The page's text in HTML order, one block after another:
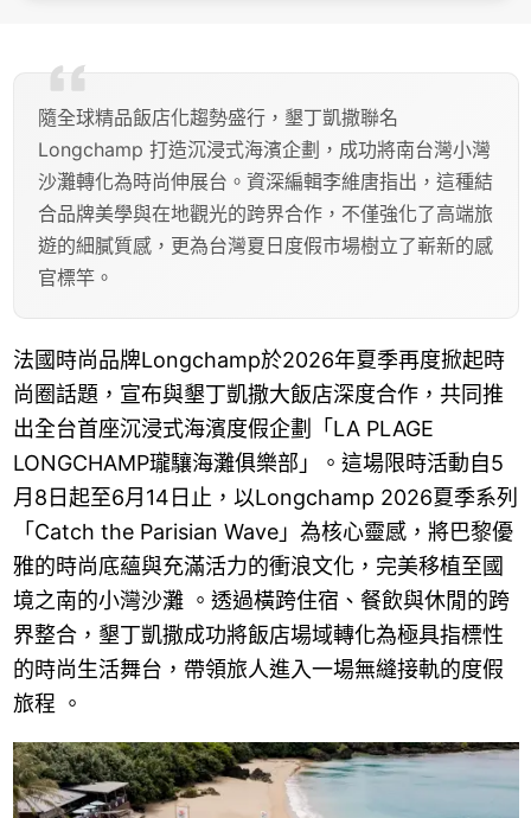
隨全球精品飯店化趨勢盛行，墾丁凱撒聯名
Longchamp 打造沉浸式海濱企劃，成功將南台灣小灣
沙灘轉化為時尚伸展台。資深編輯李維唐指出，這種結
合品牌美學與在地觀光的跨界合作，不僅強化了高端旅
遊的細膩質感，更為台灣夏日度假市場樹立了嶄新的感
官標竿。
法國時尚品牌Longchamp於2026年夏季再度掀起時
尚圈話題，宣布與墾丁凱撒大飯店深度合作，共同推
出全台首座沉浸式海濱度假企劃「LA PLAGE
LONGCHAMP瓏驤海灘俱樂部」。這場限時活動自5
月8日起至6月14日止，以Longchamp 2026夏季系列
「Catch the Parisian Wave」為核心靈感，將巴黎優
雅的時尚底蘊與充滿活力的衝浪文化，完美移植至國
境之南的小灣沙灘 。透過橫跨住宿、餐飲與休閒的跨
界整合，墾丁凱撒成功將飯店場域轉化為極具指標性
的時尚生活舞台，帶領旅人進入一場無縫接軌的度假
旅程 。